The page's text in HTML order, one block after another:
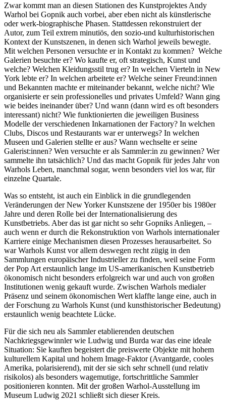
Zwar kommt man an diesen Stationen des Kunstprojektes Andy
Warhol bei Gopnik auch vorbei, aber eben nicht als künstlerische
oder werk-biographische Phasen. Stattdessen rekonstruiert der
Autor, zum Teil extrem minutiös, den sozio-und kulturhistorischen
Kontext der Kunstszenen, in denen sich Warhol jeweils bewegte.
Mit welchen Personen versuchte er in Kontakt zu kommen? Welche
Galerien besuchte er? Wo kaufte er, oft strategisch, Kunst und
welche? Welchen Kleidungsstil trug er? In welchen Vierteln in New
York lebte er? In welchen arbeitete er? Welche seiner Freund:innen
und Bekannten machte er miteinander bekannt, welche nicht? Wie
organisierte er sein professionelles und privates Umfeld? Wann ging
wie beides ineinander über? Und wann (dann wird es oft besonders
interessant) nicht? Wie funktionierten die jeweiligen Business
Modelle der verschiedenen Inkarnationen der Factory? In welchen
Clubs, Discos und Restaurants war er unterwegs? In welchen
Museen und Galerien stellte er aus? Wann wechselte er seine
Galerist:innen? Wen versuchte er als Sammler:in zu gewinnen? Wer
sammelte ihn tatsächlich? Und das macht Gopnik für jedes Jahr von
Warhols Leben, manchmal sogar, wenn besonders viel los war, für
einzelne Quartale.
Was so entsteht, ist auch ein Einblick in die grundlegenden
Veränderungen der New Yorker Kunstszene der 1950er bis 1980er
Jahre und deren Rolle bei der Internationalisierung des
Kunstbetriebs. Aber das ist gar nicht so sehr Gopniks Anliegen, –
auch wenn er durch die Rekonstruktion von Warhols internationaler
Karriere einige Mechanismen diesen Prozesses herausarbeitet. So
war Warhols Kunst vor allem deswegen recht zügig in den
Sammlungen europäischer Industrieller zu finden, weil seine Form
der Pop Art erstaunlich lange im US-amerikanischen Kunstbetrieb
ökonomisch nicht besonders erfolgreich war und auch von großen
Institutionen wenig gekauft wurde. Zwischen Warhols medialer
Präsenz und seinem ökonomischen Wert klaffte lange eine, auch in
der Forschung zu Warhols Kunst (und kunsthistorischer Bedeutung)
erstaunlich wenig beachtete Lücke.
Für die sich neu als Sammler etablierenden deutschen
Nachkriegsgewinnler wie Ludwig und Burda war das eine ideale
Situation: Sie kauften begeistert die preiswerte Objekte mit hohem
kulturellem Kapital und hohem Image-Faktor (Avantgarde, cooles
Amerika, polarisierend), mit der sie sich sehr schnell (und relativ
risikolos) als besonders wagemutige, fortschrittliche Sammler
positionieren konnten. Mit der großen Warhol-Ausstellung im
Museum Ludwig 2021 schließt sich dieser Kreis.